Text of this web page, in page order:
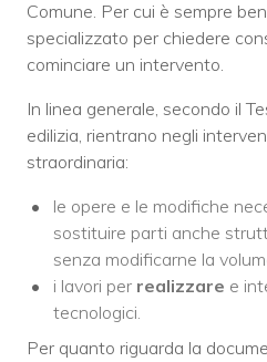
Comune. Per cui è sempre
specializzato per chiedere
cominciare un intervento.
In linea generale, secondo il
edilizia, rientrano negli
straordinaria:
le opere e le modifiche
sostituire parti anche
senza modificarne la
i lavori per realizzare e
tecnologici.
Per quanto riguarda la